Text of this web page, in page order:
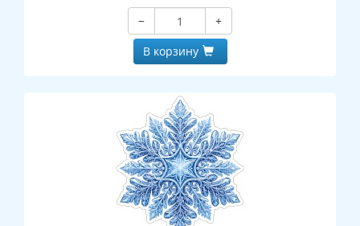
−
+
В корзину